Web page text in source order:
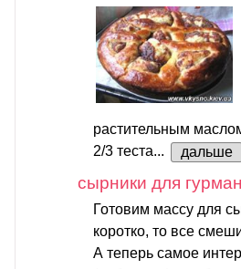
растительным
2/3 теста...
дальше
сырники для
Готовим массу для
коротко, то все
А теперь самое